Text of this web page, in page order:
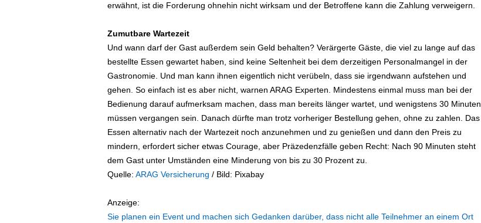
erwähnt, ist die Forderung ohnehin nicht wirksam und der Betroffene kann die Zahlung verweigern.
Zumutbare Wartezeit
Und wann darf der Gast außerdem sein Geld behalten? Verärgerte Gäste, die viel zu lange auf das
bestellte Essen gewartet haben, sind keine Seltenheit bei dem derzeitigen Personalmangel in der
Gastronomie. Und man kann ihnen eigentlich nicht verübeln, dass sie irgendwann aufstehen und
gehen. So einfach ist es aber nicht, warnen ARAG Experten. Mindestens einmal muss man bei der
Bedienung darauf aufmerksam machen, dass man bereits länger wartet, und wenigstens 30 Minuten
müssen vergangen sein. Danach dürfte man trotz vorheriger Bestellung gehen, ohne zu zahlen. Das
Essen alternativ nach der Wartezeit noch anzunehmen und zu genießen und dann den Preis zu
mindern, erfordert sicher etwas Courage, aber Präzedenzfälle geben Recht: Nach 90 Minuten steht
dem Gast unter Umständen eine Minderung von bis zu 30 Prozent zu.
Quelle: ARAG Versicherung / Bild: Pixabay
Anzeige:
Sie planen ein Event und machen sich Gedanken darüber, dass nicht alle Teilnehmer an einem Ort